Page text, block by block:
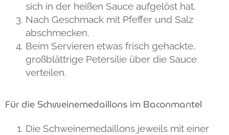
sich in der heißen Sauce aufgelöst hat.
Nach Geschmack mit Pfeffer und Salz
abschmecken.
Beim Servieren etwas frisch gehackte,
großblättrige Petersilie über die Sauce
verteilen.
Für die Schweinemedaillons im Baconmantel
Die Schweinemedaillons jeweils mit einer